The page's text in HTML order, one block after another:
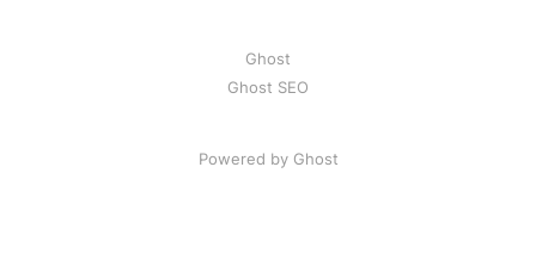
Ghost
Ghost SEO
Powered by Ghost